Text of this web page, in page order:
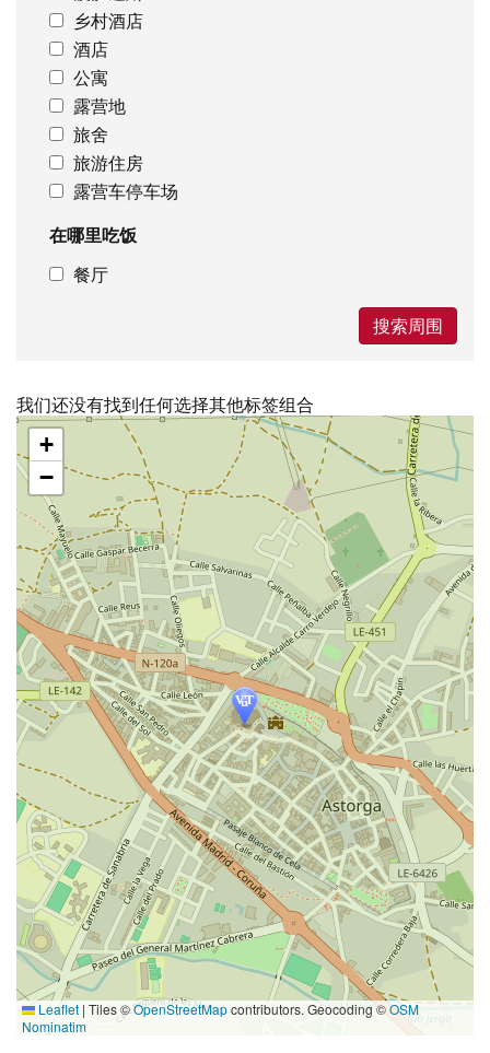
乡村酒店
酒店
公寓
露营地
旅舍
旅游住房
露营车停车场
在哪里吃饭
餐厅
搜索周围
我们还没有找到任何选择其他标签组合
跳
地
图
+
−
Leaflet | Tiles ©OpenStreetMapcontributors. Geocoding ©OSM
Nominatim